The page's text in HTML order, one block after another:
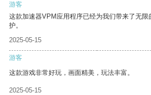
游客
这款加速器VPM应用程序已经为我们带来了无限
护。
2025-05-15
游客
这款游戏非常好玩，画面精美，玩法丰富。
2025-05-15